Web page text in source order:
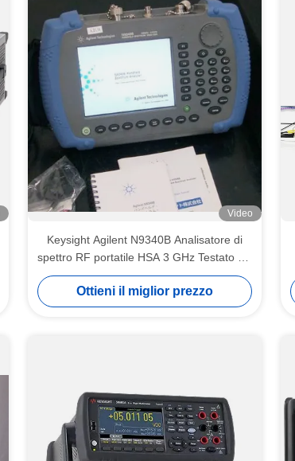
Video
Keysight Agilent N9340B Analisatore di
spettro RF portatile HSA 3 GHz Testato sul
campo
Ottieni il miglior prezzo